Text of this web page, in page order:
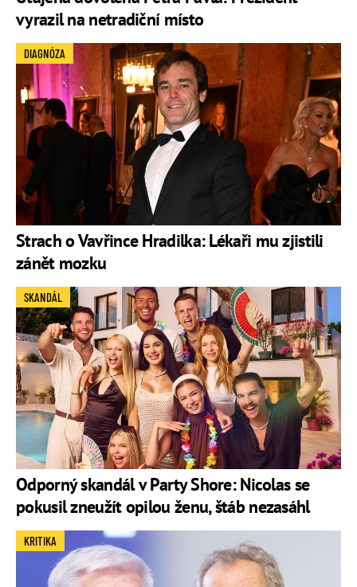
vyrazil na netradiční místo
Strach o Vavřince Hradilka: Lékaři mu zjistili
zánět mozku
DIAGNÓZA
Odporný skandál v Party Shore: Nicolas se
pokusil zneužít opilou ženu, štáb nezasáhl
SKANDÁL
KRITIKA